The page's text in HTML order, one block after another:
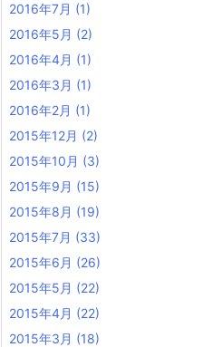
2016年7月 (1)
2016年5月 (2)
2016年4月 (1)
2016年3月 (1)
2016年2月 (1)
2015年12月 (2)
2015年10月 (3)
2015年9月 (15)
2015年8月 (19)
2015年7月 (33)
2015年6月 (26)
2015年5月 (22)
2015年4月 (22)
2015年3月 (18)